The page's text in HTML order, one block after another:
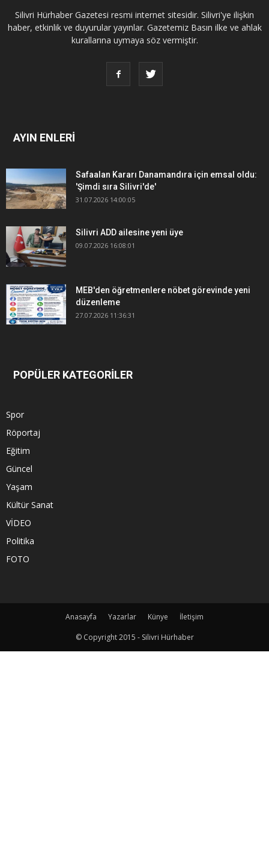
Silivri Hürhaber Gazetesi resmi internet sitesidir. Silivri'ye ilişkin
haber, etkinlik ve duyurular yayınlar. Gazetemiz Basın ilke ve ahlak
kurallarına uymaya söz vermiştir.
AYIN ENLERİ
Safaalan Kararı Danamandıra için emsal oldu:
'Şimdi sıra Silivri'de'
31.07.2026 14:00:05
Silivri ADD ailesine yeni üye
09.07.2026 16:08:01
MEB'den öğretmenlere nöbet görevinde yeni
düzenleme
27.07.2026 11:36:31
POPÜLER KATEGORİLER
Spor
Röportaj
Eğitim
Güncel
Yaşam
Kültür Sanat
VİDEO
Politika
FOTO
Anasayfa Yazarlar Künye
İletişim
© Copyright 2015 - Silivri Hürhaber